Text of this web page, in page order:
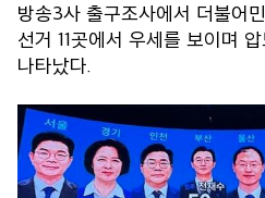
방송3사 출구조사에서 더불어
선거 11곳에서 우세를 보이며
나타났다.